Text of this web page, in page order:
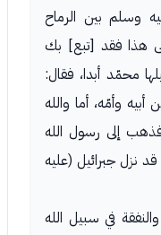
وسلم بين الرماح
هذا فقد [تبع] بك
محمّد أبدا، فقال:
وأمّه، أما والله
إلى رسول الله
نزل جبرائيل (عليه
في سبيل الله